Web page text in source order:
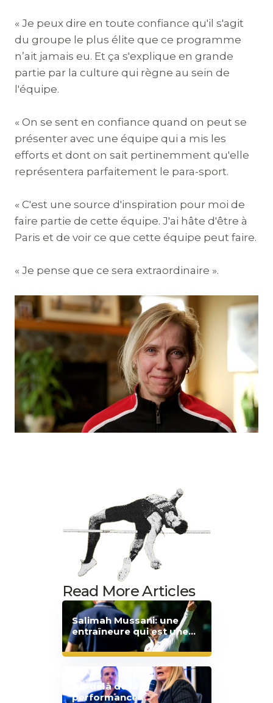
« Je peux dire en toute confiance qu'il s'agit
du groupe le plus élite que ce programme
n’ait jamais eu. Et ça s'explique en grande
partie par la culture qui règne au sein de
l'équipe.
« On se sent en confiance quand on peut se
présenter avec une équipe qui a mis les
efforts et dont on sait pertinemment qu'elle
représentera parfaitement le para-sport.
« C'est une source d'inspiration pour moi de
faire partie de cette équipe. J'ai hâte d'être à
Paris et de voir ce que cette équipe peut faire.
« Je pense que ce sera extraordinaire ».
Read More Articles
Salimah Mussani: une
entraîneure qui est une
source d'inspiration pour
la nouvelle génération de
golfeuses canadiennes
Au-delà de la
performance